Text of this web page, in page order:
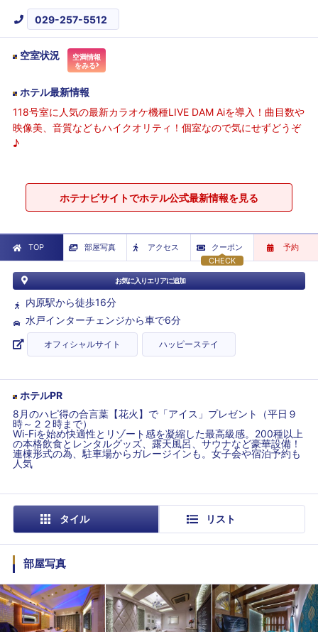
029-257-5512
空室状況
空満情報
をみる
ホテル最新情報
118号室に人気の最新カラオケ機種LIVE DAM Aiを導入！曲目数や
映像美、音質などもハイクオリティ！個室なので気にせずどうぞ
♪
ホテナビサイトでホテル公式最新情報を見る
TOP 部屋写真
アクセス
CHECK
クーポン 予約
お気に入りエリアに追加
内原駅から徒歩16分
水戸インターチェンジから車で6分
オフィシャルサイト ハッピーステイ
ホテルPR
8月のハピ得の合言葉【花火】で「アイス」プレゼント（平日９
時～２２時まで）
Wi-Fiを始め快適性とリゾート感を凝縮した最高級感。200種以上
の本格飲食とレンタルグッズ、露天風呂、サウナなど豪華設備！
連棟形式の為、駐車場からガレージインも。女子会や宿泊予約も
人気
タイル リスト
部屋写真